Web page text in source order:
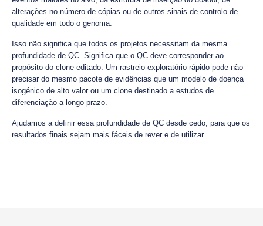
alterações no número de cópias ou de outros sinais de controlo de
qualidade em todo o genoma.
Isso não significa que todos os projetos necessitam da mesma
profundidade de QC. Significa que o QC deve corresponder ao
propósito do clone editado. Um rastreio exploratório rápido pode não
precisar do mesmo pacote de evidências que um modelo de doença
isogénico de alto valor ou um clone destinado a estudos de
diferenciação a longo prazo.
Ajudamos a definir essa profundidade de QC desde cedo, para que os
resultados finais sejam mais fáceis de rever e de utilizar.